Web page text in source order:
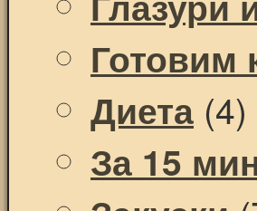
Готовим
Диета (4)
За 15